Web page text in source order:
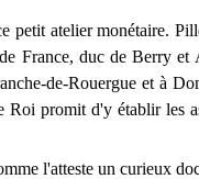
petit atelier monétaire.
duc de Berry
de-Rouergue et à
promit d'y établir les
l'atteste un curieux